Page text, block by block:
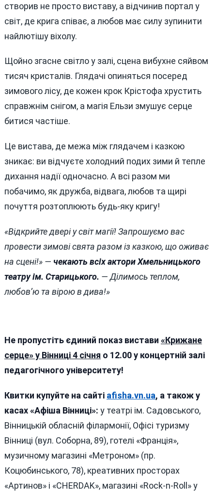
створив не просто виставу, а відчинив портал у
світ, де крига співає, а любов має силу зупинити
найлютішу віхолу.
Щойно згасне світло у залі, сцена вибухне сяйвом
тисяч кристалів. Глядачі опиняться посеред
зимового лісу, де кожен крок Крістофа хрустить
справжнім снігом, а магія Ельзи змушує серце
битися частіше.
Це вистава, де межа між глядачем і казкою
зникає: ви відчуєте холодний подих зими й тепле
дихання надії одночасно. А всі разом ми
побачимо, як дружба, відвага, любов та щирі
почуття розтоплюють будь-яку кригу!
«Відкрийте двері у світ магії! Запрошуємо вас
провести зимові свята разом із казкою, що оживає
на сцені!» — чекають всіх актори Хмельницького
театру ім. Старицького. — Ділимось теплом,
любов’ю та вірою в дива!»
Не пропустіть єдиний показ вистави «Крижане
серце» у Вінниці 4 січня о 12.00 у концертній залі
педагогічного університету!
Квитки купуйте на сайті afisha.vn.ua, а також у
касах «Афіша Вінниці»: у театрі ім. Садовського,
Вінницькій обласній філармонії, Офісі туризму
Вінниці (вул. Соборна, 89), готелі «Франція»,
музичному магазині «Метроном» (пр.
Коцюбинського, 78), креативних просторах
«Артинов» і «CHERDAK», магазині «Rock-n-Roll» у